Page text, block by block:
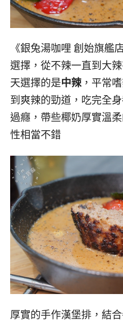
《銀兔湯咖哩 創始旗艦
選擇， 從不辣一直到大
天選擇的是中辣，平常
到爽辣的勁道， 吃完全
過癮， 帶些椰奶厚實溫
性相當不錯
厚實的手作漢堡排，結